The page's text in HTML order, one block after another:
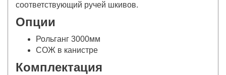
соответствующий ручей шкивов.
Опции
Рольганг 3000мм
СОЖ в канистре
Комплектация